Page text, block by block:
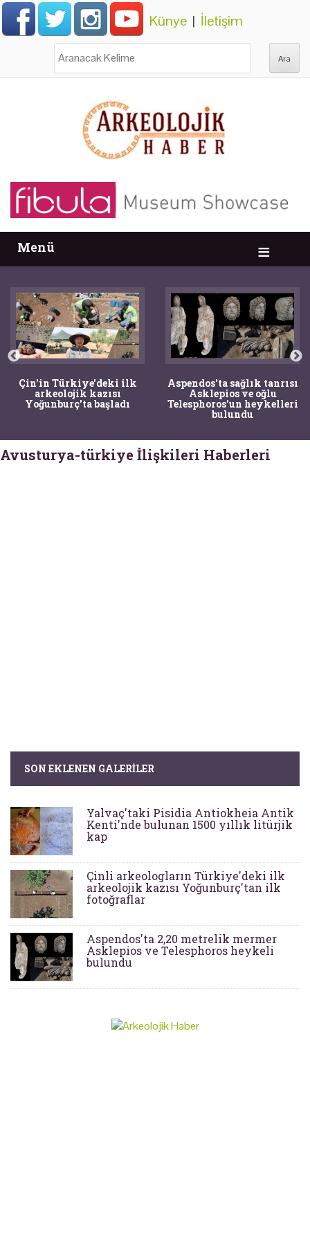
Künye | İletişim
Menü
Çin'in Türkiye'deki ilk
arkeolojik kazısı
Yoğunburç'ta başladı
Aspendos'ta sağlık tanrısı
Asklepios ve oğlu
Telesphoros'un heykelleri
bulundu
Avusturya-türkiye İlişkileri Haberleri
SON EKLENEN GALERILER
Yalvaç'taki Pisidia Antiokheia Antik
Kenti'nde bulunan 1500 yıllık litürjik
kap
Çinli arkeologların Türkiye'deki ilk
arkeolojik kazısı Yoğunburç'tan ilk
fotoğraflar
Aspendos'ta 2,20 metrelik mermer
Asklepios ve Telesphoros heykeli
bulundu